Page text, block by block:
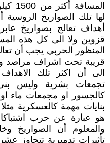
لها تلك الصواريخ
أهداف تعالج بصواريخ
قزوين ولا الى كل هذه
المنظور الحربي يجب أن
قريبة تحت اشراف مراصد
الى أن اكثر تلك
تجمعات بشرية وليس
كالجسور او مجمعات ماء
بنايات مهمة كالعسكرية
هو عبارة عن حرب
والمعلوم أن الصواريخ
تأثيرات تدميرية تتجاوز